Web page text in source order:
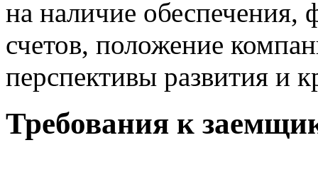
на наличие обеспечения,
счетов, положение
перспективы развития и
Требования к